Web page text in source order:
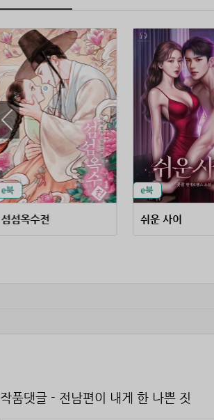
섬섬옥수전 쉬운 사이
작품댓글 - 전남편이 내게 한 나쁜 짓